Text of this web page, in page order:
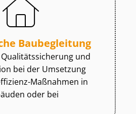
Baubegleitung
und
bei der Umsetzung
Maßnahmen in
oder bei